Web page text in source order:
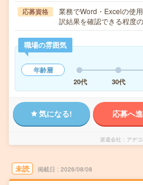
応募資格
業務でWord・Excelの使
訳結果を確認できる程度
職場の雰囲気
年齢層
20代
30代
気になる! 応募へ
派遣会社 アデ
未読 掲載日 2026/08/08